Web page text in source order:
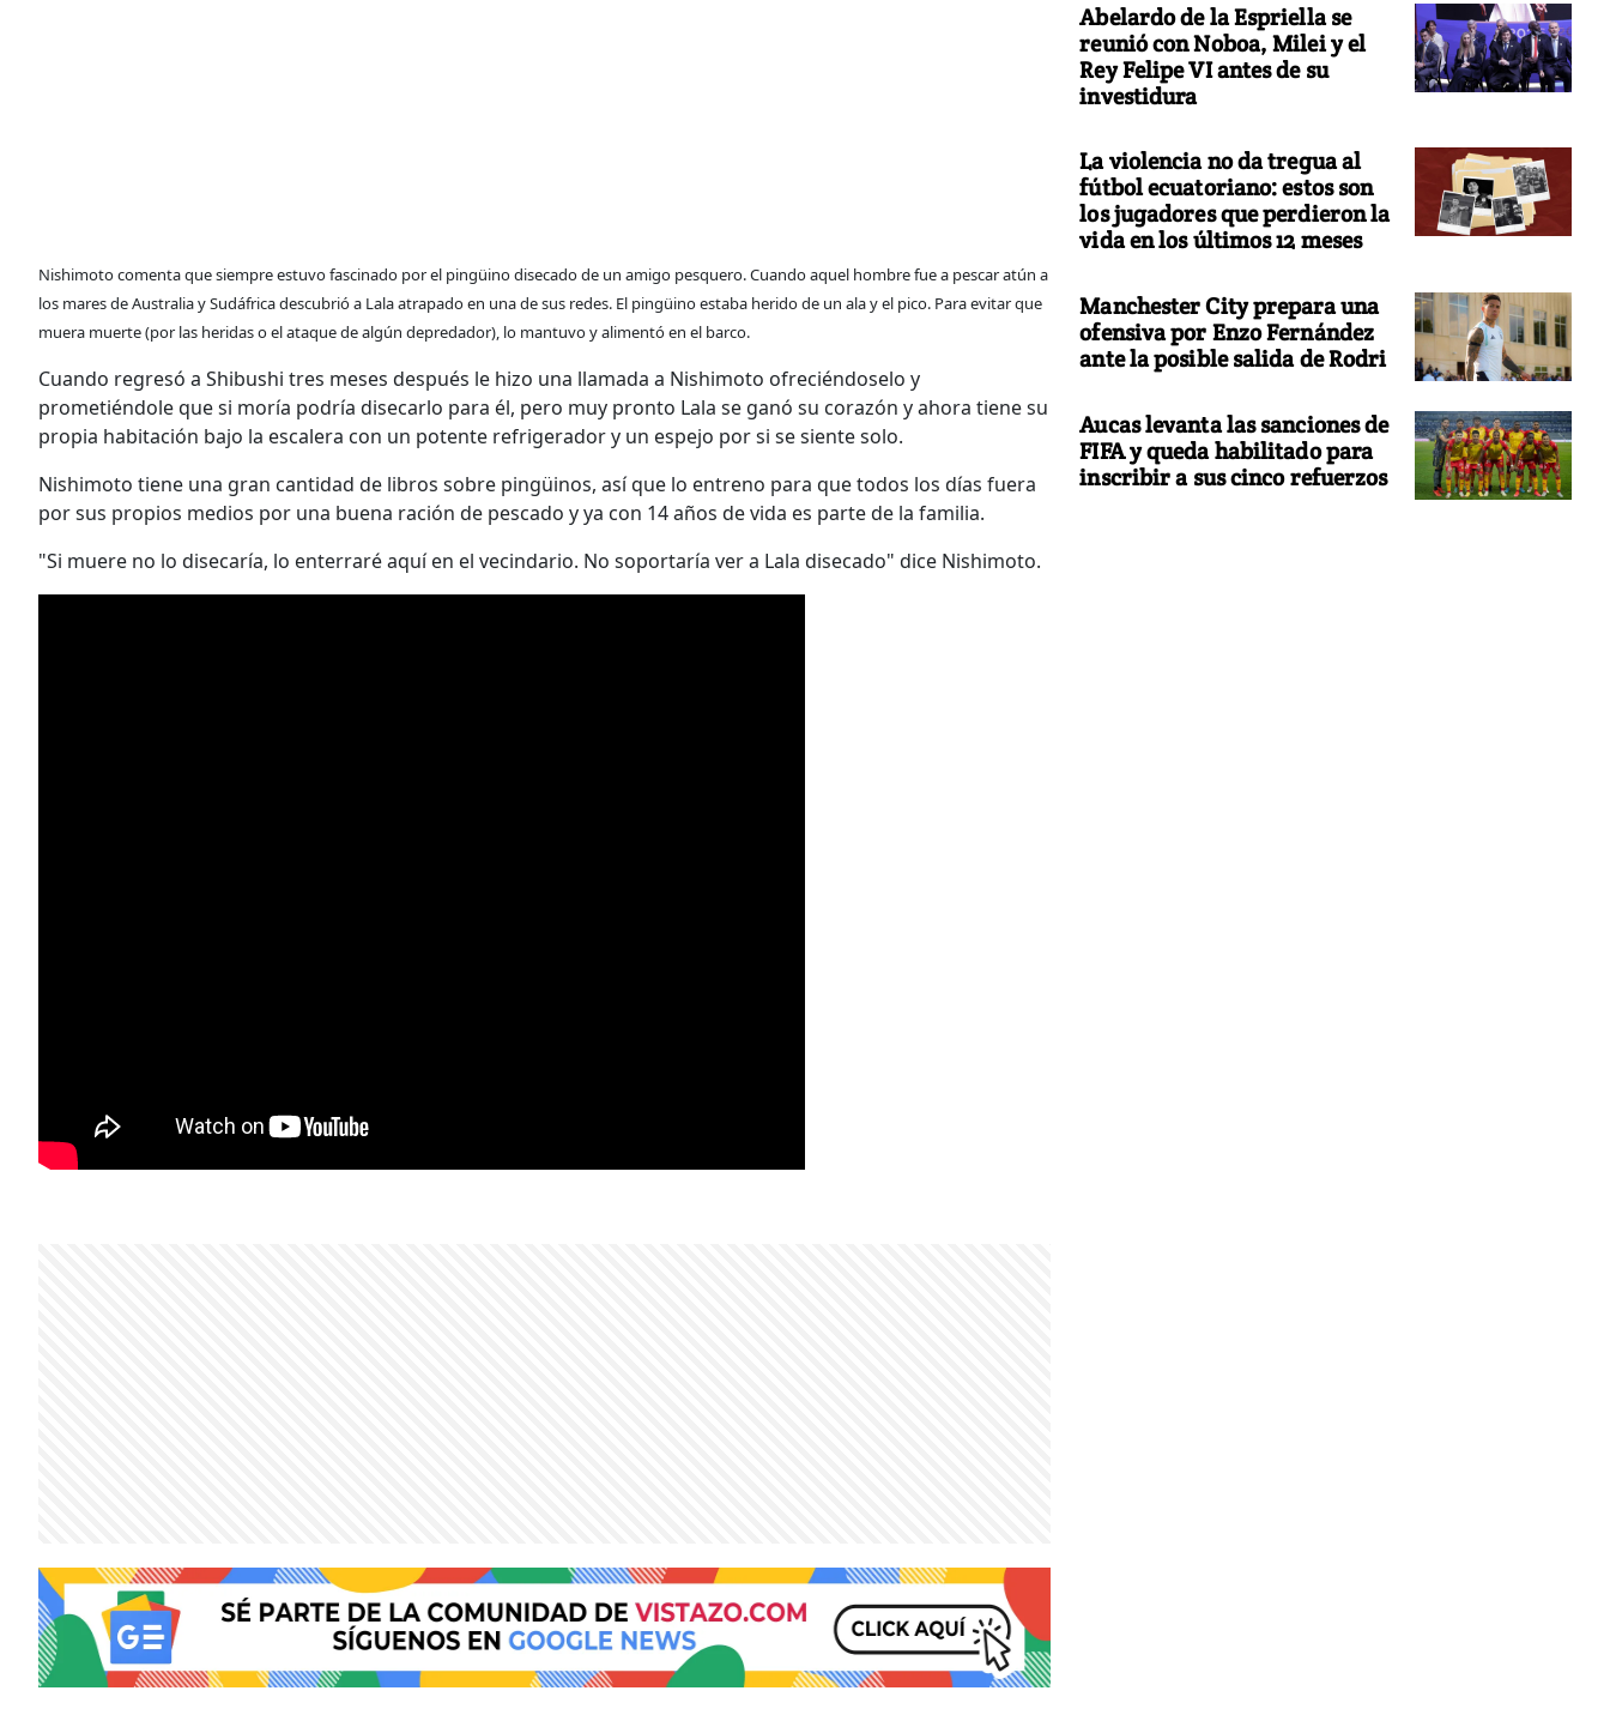
Nishimoto comenta que siempre estuvo fascinado por el pingüino disecado de un amigo pesquero. Cuando aquel hombre fue a pescar atún a
los mares de Australia y Sudáfrica descubrió a Lala atrapado en una de sus redes. El pingüino estaba herido de un ala y el pico. Para evitar que
muera muerte (por las heridas o el ataque de algún depredador), lo mantuvo y alimentó en el barco.
Cuando regresó a Shibushi tres meses después le hizo una llamada a Nishimoto ofreciéndoselo y
prometiéndole que si moría podría disecarlo para él, pero muy pronto Lala se ganó su corazón y ahora tiene su
propia habitación bajo la escalera con un potente refrigerador y un espejo por si se siente solo.
Nishimoto tiene una gran cantidad de libros sobre pingüinos, así que lo entreno para que todos los días fuera
por sus propios medios por una buena ración de pescado y ya con 14 años de vida es parte de la familia.
"Si muere no lo disecaría, lo enterraré aquí en el vecindario. No soportaría ver a Lala disecado" dice Nishimoto.
Abelardo de la Espriella se
reunió con Noboa, Milei y el
Rey Felipe VI antes de su
investidura
La violencia no da tregua al
fútbol ecuatoriano: estos son
los jugadores que perdieron la
vida en los últimos 12 meses
Manchester City prepara una
ofensiva por Enzo Fernández
ante la posible salida de Rodri
Aucas levanta las sanciones de
FIFA y queda habilitado para
inscribir a sus cinco refuerzos